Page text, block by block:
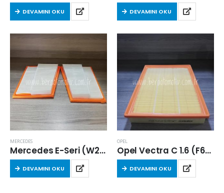
DEVAMINI OKU DEVAMINI OKU
MERCEDES
Mercedes E-Seri (W211) E 320 CDI 4-matic 2005-2008 Arası Hava Filtresi
DEVAMINI OKU
OPEL
Opel Vectra C 1.6 (F68) 2005-2008 Arası Hava Filtresi
DEVAMINI OKU